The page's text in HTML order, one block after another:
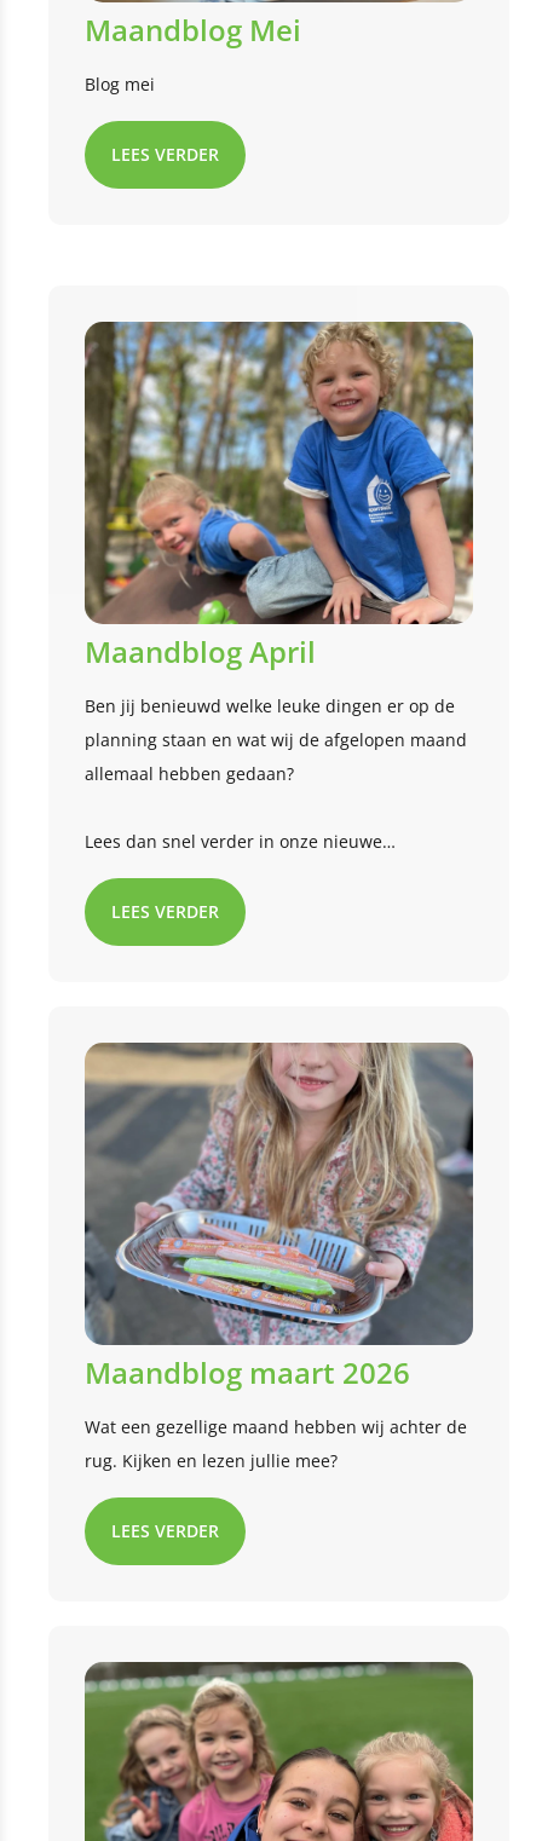
Maandblog Mei
Blog mei
LEES VERDER
Maandblog April
Ben jij benieuwd welke leuke dingen er op de
planning staan en wat wij de afgelopen maand
allemaal hebben gedaan?
Lees dan snel verder in onze nieuwe
maandblog!
LEES VERDER
Maandblog maart 2026
Wat een gezellige maand hebben wij achter de
rug. Kijken en lezen jullie mee?
LEES VERDER